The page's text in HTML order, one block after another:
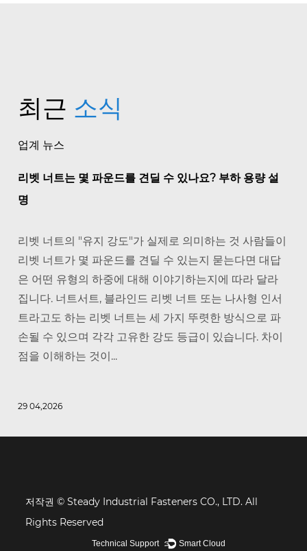
최근 소식
업계 뉴스
리벳 너트는 몇 파운드를 견딜 수 있나요? 부하 용량 설
명
리벳 너트의 "유지 강도"가 실제로 의미하는 것 사람들이
리벳 너트가 몇 파운드를 견딜 수 있는지 묻는다면 대답
은 어떤 유형의 하중에 대해 이야기하는지에 따라 달라
집니다. 너트서트, 블라인드 리벳 너트 또는 나사형 인서
트라고도 하는 리벳 너트는 세 가지 뚜렷한 방식으로 파
손될 수 있으며 각각 고유한 강도 등급이 있습니다. 차이
점을 이해하는 것이...
29 04,2026
저작권 © Steady Industrial Fasteners CO., LTD. All
Rights Reserved
Technical Support ： Smart Cloud